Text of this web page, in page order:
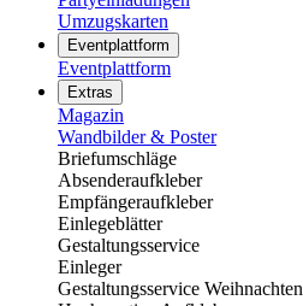
Umzugskarten
Eventplattform
Eventplattform
Extras
Magazin
Wandbilder & Poster
Briefumschläge
Absenderaufkleber
Empfängeraufkleber
Einlegeblätter
Gestaltungsservice
Einleger
Gestaltungsservice Weihnachten